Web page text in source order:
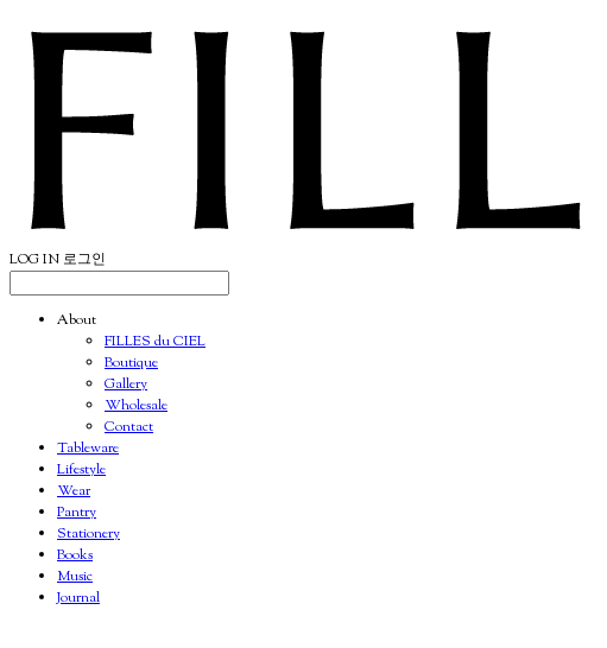
LOG IN 로그인
About
FILLES du CIEL
Boutique
Gallery
Wholesale
Contact
Tableware
Lifestyle
Wear
Pantry
Stationery
Books
Music
Journal